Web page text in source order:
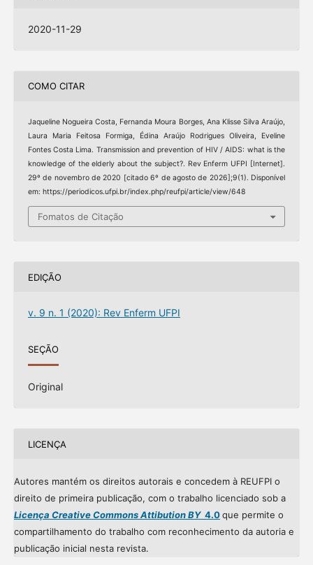
2020-11-29
COMO CITAR
Jaqueline Nogueira Costa, Fernanda Moura Borges, Ana Klisse Silva Araújo,
Laura Maria Feitosa Formiga, Édina Araújo Rodrigues Oliveira, Eveline
Fontes Costa Lima. Transmission and prevention of HIV / AIDS: what is the
knowledge of the elderly about the subject?. Rev Enferm UFPI [Internet].
29º de novembro de 2020 [citado 6º de agosto de 2026];9(1). Disponível
em: https://periodicos.ufpi.br/index.php/reufpi/article/view/648
Fomatos de Citação
EDIÇÃO
v. 9 n. 1 (2020): Rev Enferm UFPI
SEÇÃO
Original
LICENÇA
Autores mantém os direitos autorais e concedem à REUFPI o
direito de primeira publicação, com o trabalho licenciado sob a
Licença Creative Commons Attibution BY4.0que permite o
compartilhamento do trabalho com reconhecimento da autoria e
publicação inicial nesta revista.